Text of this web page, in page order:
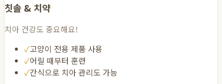
칫솔 & 치약
치아 건강도 중요해요!
✓고양이 전용 제품 사용
✓어릴 때부터 훈련
✓간식으로 치아 관리도 가능